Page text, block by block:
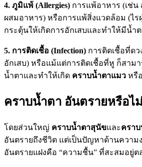
4. ภูมิแพ้ (Allergies) การแพ้อาหาร (เช่
ผสมอาหาร) หรือการแพ้สิ่งแวดล้อม (ไร
กระตุ้นให้เกิดการอักเสบและทำให้มีน้ำ
5. การติดเชื้อ (Infection) การติดเชื้อที่ดว
อักเสบ) หรือแม้แต่การติดเชื้อที่หู ก็สาม
น้ำตาและทำให้เกิด คราบน้ำตาแมว หรื
คราบน้ำตา อันตรายหรือไ
โดยส่วนใหญ่ คราบน้ำตาสุนัขและครา
อันตรายถึงชีวิต แต่เป็นปัญหาด้านความ
อันตรายแฝงคือ “ความชื้น” ที่สะสมอยู่ต